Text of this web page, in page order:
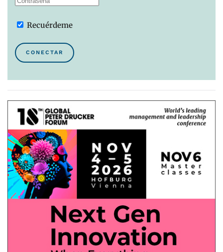
Recuérdeme
CONECTAR